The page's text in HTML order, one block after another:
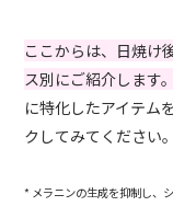
ここからは、日焼け
ス別にご紹介します。
に特化したアイテム
クしてみてください。
* メラニンの生成を抑制し、